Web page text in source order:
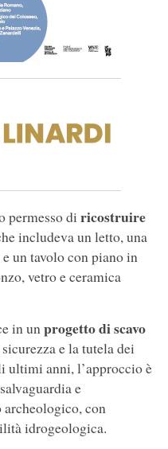
permesso di ricostruire
includeva un letto, una
un tavolo con piano in
vetro e ceramica
in unprogetto di scavo
e la tutela dei
ultimi anni, l’approccio è
e
con
idrogeologica.